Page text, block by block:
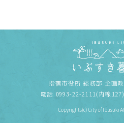
指宿市役所 総務部 企画
電話 0993-22-2111(内線
Copyrights(c) City of Ibusuki